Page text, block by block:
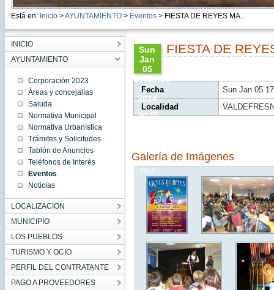
Está en: Inicio >AYUNTAMIENTO> Eventos> FIESTA DE REYES MA...
INICIO
AYUNTAMIENTO
Corporación 2023
Áreas y concejalías
Saluda
Normativa Municipal
Normativa Urbanística
Trámites y Solicitudes
Tablón de Anuncios
Teléfonos de Interés
Eventos
Noticias
LOCALIZACION
MUNICIPIO
LOS PUEBLOS
TURISMO Y OCIO
PERFIL DEL CONTRATANTE
PAGO A PROVEEDORES
Sun
Jan
05
17:30:00
CET
2014
Sun
Jan 05
17:30:00
2014
FIESTA DE
Fecha
Sun Jan 05
Localidad
Galería de Imágenes